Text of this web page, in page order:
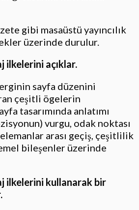
gibi masaüstü yayıncılık
üzerinde durulur.
ilkelerini açıklar.
sayfa düzenini
çeşitli ögelerin
tasarımında anlatımı
vurgu, odak noktası
arası geçiş, çeşitlilik
bileşenler üzerinde
ilkelerini kullanarak bir